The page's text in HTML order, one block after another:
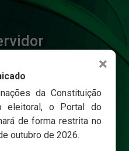
×
da Constituição
eleitoral, o Portal do
de forma restrita no
outubro de 2026.